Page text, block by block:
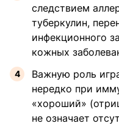
следствием
туберкулин,
инфекционного
кожных
Важную роль
нередко при
«хороший»
не означает